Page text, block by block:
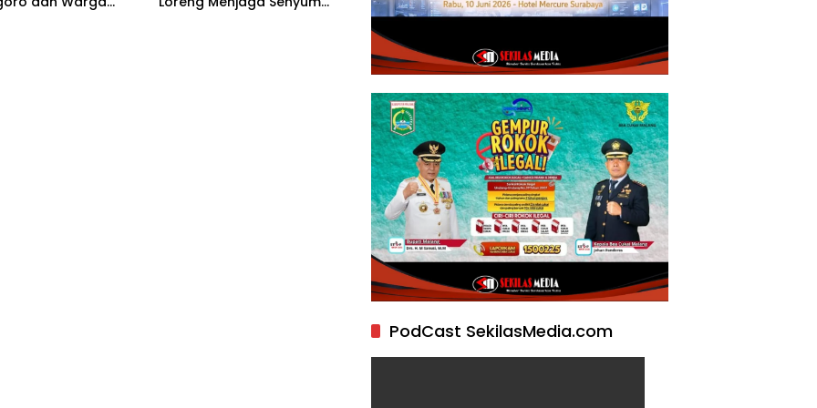
PodCast SekilasMedia.com